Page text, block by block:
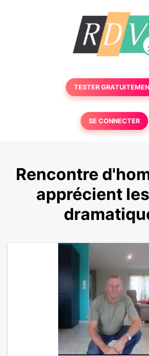
TESTER
SE CONNECTER
Rencontre
apprécient